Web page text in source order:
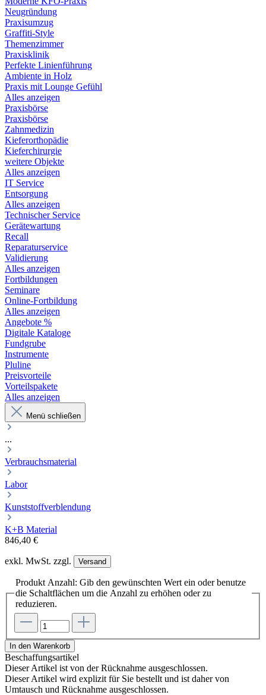
Neugründung
Praxisumzug
Graffiti-Style
Themenzimmer
Praxisklinik
Perfekte Linienführung
Ambiente in Holz
Praxis mit Lounge Gefühl
Alles anzeigen
Praxisbörse
Praxisbörse
Zahnmedizin
Kieferorthopädie
Kieferchirurgie
weitere Objekte
Alles anzeigen
IT Service
Entsorgung
Alles anzeigen
Technischer Service
Gerätewartung
Recall
Reparaturservice
Validierung
Alles anzeigen
Fortbildungen
Seminare
Online-Fortbildung
Alles anzeigen
Angebote %
Digitale Kataloge
Fundgrube
Instrumente
Pluline
Preisvorteile
Vorteilspakete
Alles anzeigen
Menü schließen
...
Verbrauchsmaterial
Labor
Kunststoffverblendung
K+B Material
846,40 €
exkl. MwSt. zzgl. Versand
Produkt Anzahl: Gib den gewünschten Wert ein oder benutze
die Schaltflächen um die Anzahl zu erhöhen oder zu
reduzieren.
In den Warenkorb
Beschaffungsartikel
Dieser Artikel ist von der Rücknahme ausgeschlossen.
Dieser Artikel wird explizit für Sie bestellt und ist daher von
Umtausch und Rücknahme ausgeschlossen.